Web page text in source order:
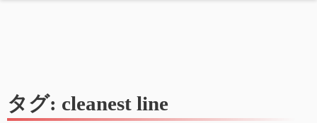
タグ: cleanest line